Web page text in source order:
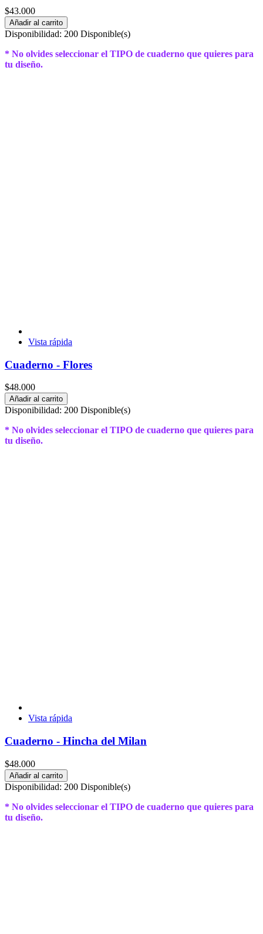
$43.000
Añadir al carrito
Disponibilidad: 200 Disponible(s)
* No olvides seleccionar el TIPO de cuaderno que quieres para
tu diseño.
Vista rápida
Cuaderno - Flores
$48.000
Añadir al carrito
Disponibilidad: 200 Disponible(s)
* No olvides seleccionar el TIPO de cuaderno que quieres para
tu diseño.
Vista rápida
Cuaderno - Hincha del Milan
$48.000
Añadir al carrito
Disponibilidad: 200 Disponible(s)
* No olvides seleccionar el TIPO de cuaderno que quieres para
tu diseño.